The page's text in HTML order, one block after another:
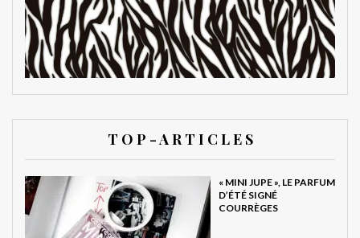
T O P - A R T I C L E S
« MINI JUPE », LE PARFUM
D’ÉTÉ SIGNÉ
COURRÈGES